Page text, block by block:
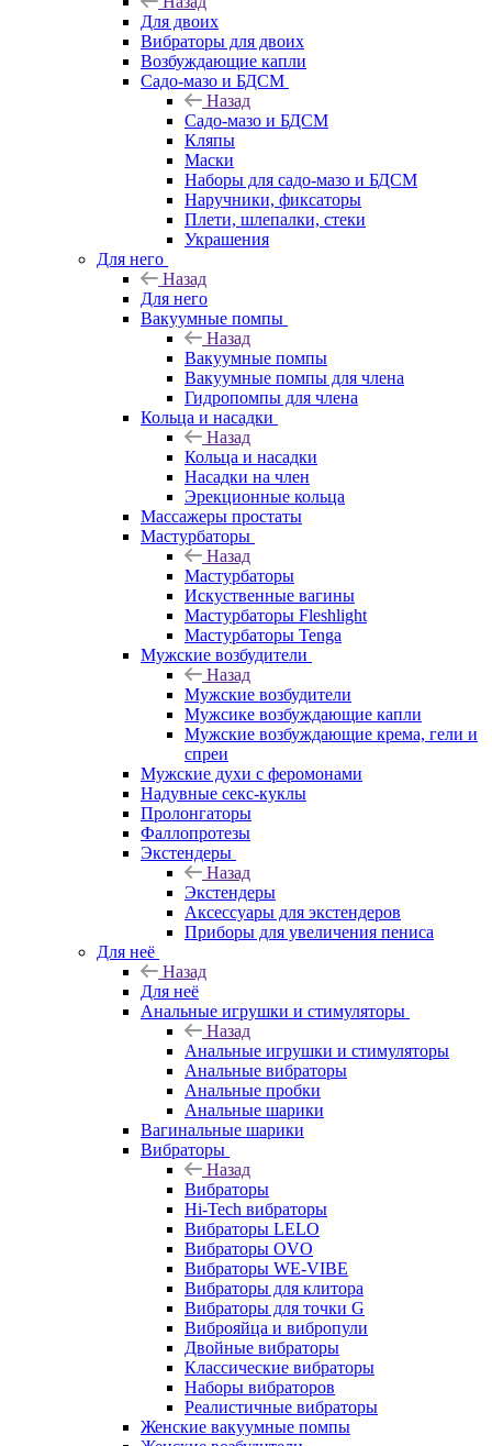
Для двоих
Вибраторы для двоих
Возбуждающие капли
Садо-мазо и БДСМ
Назад
Садо-мазо и БДСМ
Кляпы
Маски
Наборы для садо-мазо и БДСМ
Наручники, фиксаторы
Плети, шлепалки, стеки
Украшения
Для него
Назад
Для него
Вакуумные помпы
Назад
Вакуумные помпы
Вакуумные помпы для члена
Гидропомпы для члена
Кольца и насадки
Назад
Кольца и насадки
Насадки на член
Эрекционные кольца
Массажеры простаты
Мастурбаторы
Назад
Мастурбаторы
Искуственные вагины
Мастурбаторы Fleshlight
Мастурбаторы Tenga
Мужские возбудители
Назад
Мужские возбудители
Мужсике возбуждающие капли
Мужские возбуждающие крема, гели и
спреи
Мужские духи с феромонами
Надувные секс-куклы
Пролонгаторы
Фаллопротезы
Экстендеры
Назад
Экстендеры
Аксессуары для экстендеров
Приборы для увеличения пениса
Для неё
Назад
Для неё
Анальные игрушки и стимуляторы
Назад
Анальные игрушки и стимуляторы
Анальные вибраторы
Анальные пробки
Анальные шарики
Вагинальные шарики
Вибраторы
Назад
Вибраторы
Hi-Tech вибраторы
Вибраторы LELO
Вибраторы OVO
Вибраторы WE-VIBE
Вибраторы для клитора
Вибраторы для точки G
Виброяйца и вибропули
Двойные вибраторы
Классические вибраторы
Наборы вибраторов
Реалистичные вибраторы
Женские вакуумные помпы